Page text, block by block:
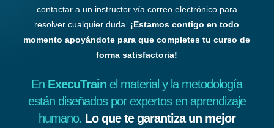
contactar a un instructor vía correo electrónico para
resolver cualquier duda. ¡Estamos contigo en todo
momento apoyándote para que completes tu curso de
forma satisfactoria!
En ExecuTrain el material y la metodología
están diseñados por expertos en aprendizaje
humano. Lo que te garantiza un mejor